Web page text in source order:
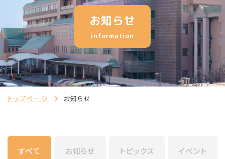
お知らせ
information
トップページ お知らせ
すべて お知らせ トピックス イベント